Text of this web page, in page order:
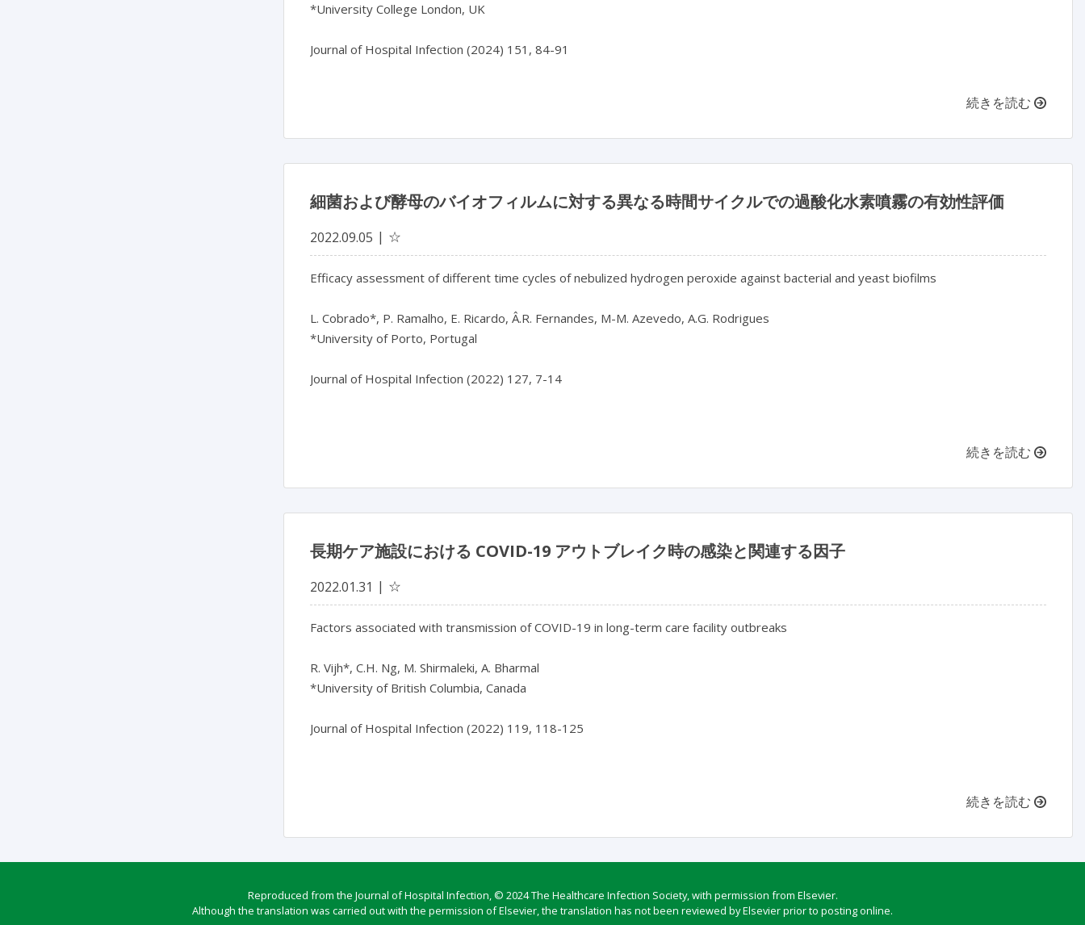
*University College London, UK
Journal of Hospital Infection (2024) 151, 84-91
続きを読む
細菌および酵母のバイオフィルムに対する異なる時間サイクルでの過酸化水素噴霧の有効性評価
2022.09.05 ☆
Efficacy assessment of different time cycles of nebulized hydrogen peroxide against bacterial and yeast biofilms
L. Cobrado*, P. Ramalho, E. Ricardo, Â.R. Fernandes, M-M. Azevedo, A.G. Rodrigues
*University of Porto, Portugal
Journal of Hospital Infection (2022) 127, 7-14
続きを読む
長期ケア施設における COVID-19 アウトブレイク時の感染と関連する因子
2022.01.31 ☆
Factors associated with transmission of COVID-19 in long-term care facility outbreaks
R. Vijh*, C.H. Ng, M. Shirmaleki, A. Bharmal
*University of British Columbia, Canada
Journal of Hospital Infection (2022) 119, 118-125
続きを読む
Reproduced from the Journal of Hospital Infection, © 2024 The Healthcare Infection Society, with permission from Elsevier.
Although the translation was carried out with the permission of Elsevier, the translation has not been reviewed by Elsevier prior to posting online.